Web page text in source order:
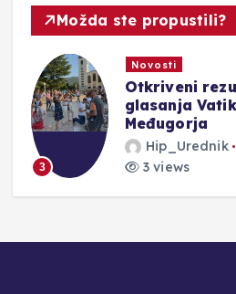
Možda ste propustili?
Novosti
Otkriveni
glasanja Vatikana
Međugorja
Hip_Urednik
8
3 views